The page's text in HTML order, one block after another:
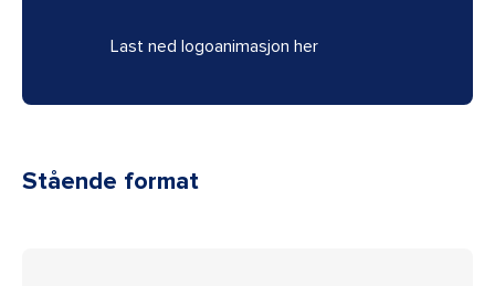
Last ned logoanimasjon her
Stående format